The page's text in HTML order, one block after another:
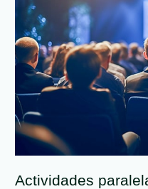
Actividades